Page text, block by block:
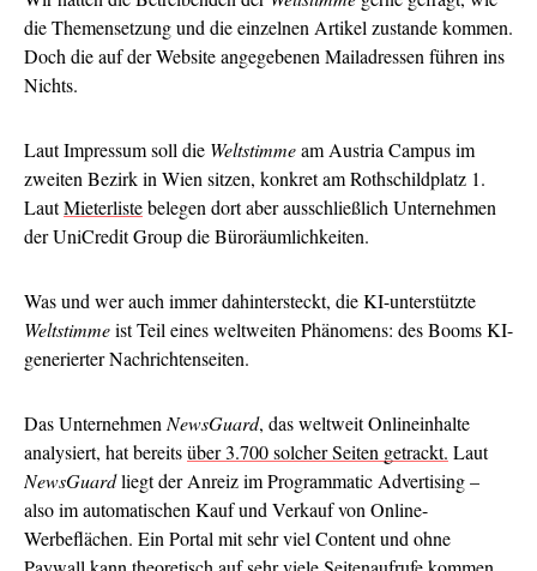
die Themensetzung und die einzelnen Artikel zustande kommen.
Doch die auf der Website angegebenen Mailadressen führen ins
Nichts.
Laut Impressum soll die Weltstimmeam Austria Campus im
zweiten Bezirk in Wien sitzen, konkret am Rothschildplatz 1.
LautMieterlistebelegen dort aber ausschließlich Unternehmen
der UniCredit Group die Büroräumlichkeiten.
Was und wer auch immer dahintersteckt, die KI-unterstützte
Weltstimmeist Teil eines weltweiten Phänomens: des Booms KI-
generierter Nachrichtenseiten.
Das UnternehmenNewsGuard, das weltweit Onlineinhalte
analysiert, hat bereitsüber 3.700 solcher Seiten getrackt. Laut
NewsGuardliegt der Anreiz im Programmatic Advertising –
also im automatischen Kauf und Verkauf von Online-
Werbeflächen. Ein Portal mit sehr viel Content und ohne